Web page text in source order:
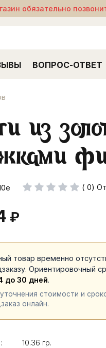
обязательно
ВОПРОС-ОТВЕТ
из
( 0)
₽
товар временно
Ориентировочный
до 30 дней.
стоимости и
онлайн.
10.36 гр.